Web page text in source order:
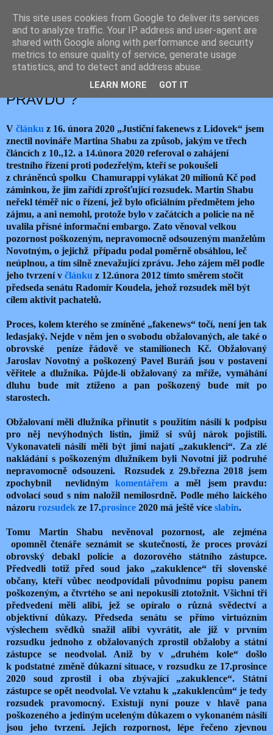
JEMELIK ZDENĚK
neděle 5. dubna 2020
KDY NAPSAL MARTIN SHABU
PRAVDU ?
V článku z 16. února 2020 „Justiční fakenews z Lidovek“ jsem
znectil novináře Martina Shabu za způsob, jakým ve třech
článcích z 10.,12. a 14.února 2020 referoval o zahájení
trestního řízení proti podezřelým, kteří se pokoušeli
z chráněnců spolku Chamurappi vylákat 20 milionů Kč pod
záminkou, že jim zařídí zprošťující rozsudek. Martin Shabu
neřekl téměř nic o řízení, jež bylo oficiálním předmětem jeho
zájmu, a ani nemohl, protože bylo v začátcích a policie na ně
uvalila přísné informační embargo. Zato věnoval velkou
pozornost poškozeným, nepravomocně odsouzeným manželům
Novotným, o jejichž případu podal poměrně obsáhlou, leč
neúplnou, a tím silně znevažující zprávu. Jeho zájem měl podle
jeho tvrzení v článku z 12.února 2012 tímto směrem stočit
předseda senátu Radomír Koudela, jehož rozsudek měl být
cílem aktivit pachatelů.
Proces, kolem kterého se zmíněné „fakenews“ točí, není jen tak
ledasjaký. Nejde v něm jen o svobodu obžalovaných, ale také o
obrovské
peníze řádově ve stamilionech Kč. Obžalovaný
Jaroslav Novotný a poškozený Pavel Buráň jsou v postavení
věřitele a dlužníka. Půjde-li obžalovaný za mříže, vymáhání
dluhu bude mít ztíženo a pan poškozený bude mít po
starostech.
Obžalovaní měli dlužníka přinutit s použitím násilí k podpisu
pro něj nevýhodných listin, jimiž si svůj nárok pojistili.
Vykonavateli násilí měli být jimi najatí „zakuklenci“. Za zlé
nakládání s poškozeným dlužníkem byli Novotní již podruhé
nepravomocně odsouzeni.
Rozsudek z 29.března 2018 jsem
zpochybnil
nevlídným komentářema měl jsem pravdu:
odvolací soud s ním naložil nemilosrdně. Podle mého laického
názoru rozsudek ze 17.prosince 2020 má ještě více slabin.
Tomu Martin Shabu nevěnoval pozornost, ale zejména
opomněl čtenáře seznámit se skutečností, že proces provází
obrovský debakl policie a dozorového státního zástupce.
Předvedli totiž před soud jako „zakuklence“ tři slovenské
občany, kteří vůbec neodpovídali původnímu popisu panem
poškozeným, a čtvrtého se ani nepokusili ztotožnit. Všichni tři
předvedení měli alibi, jež se opíralo o různá svědectví a
objektivní důkazy. Předseda senátu se přímo virtuózním
výslechem svědků snažil alibi vyvrátit, ale již v prvním
rozsudku jednoho z obžalovaných zprostil obžaloby a státní
zástupce se neodvolal. Aniž by v „druhém kole“ došlo
k podstatné změně důkazní situace, v rozsudku ze 17.prosince
2020 soud zprostil i oba zbývající „zakuklence“. Státní
zástupce se opět neodvolal. Ve vztahu k „zakuklencům“ je tedy
rozsudek pravomocný. Existují nyní pouze v hlavě pana
poškozeného a jediným uceleným důkazem o vykonaném násilí
jsou jeho tvrzení. Jejich rozpornost, lépe řečeno zjevnou
This site uses cookies from Google to deliver its services
and to analyze traffic. Your IP address and user-agent are
shared with Google along with performance and security
metrics to ensure quality of service, generate usage
statistics, and to detect and address abuse.
LEARN MORE GOT IT